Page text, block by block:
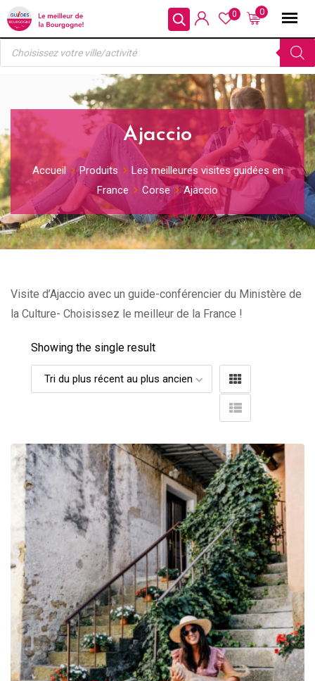
Skip
to
content
0
0
Recherche
produits
Ajaccio
Accueil Produits
Les meilleures visites guidées en
France
Corse Ajaccio
Visite d’Ajaccio avec un guide-conférencier du Ministère de
la Culture- Choisissez le meilleur de la France !
Showing the single result